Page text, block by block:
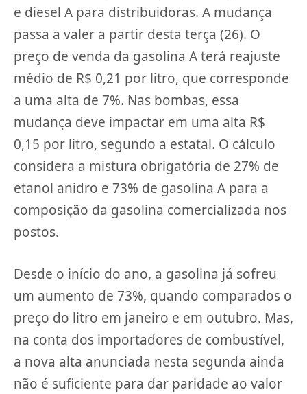
e diesel A para distribuidoras. A mudança
passa a valer a partir desta terça (26). O
preço de venda da gasolina A terá reajuste
médio de R$ 0,21 por litro, que corresponde
a uma alta de 7%. Nas bombas, essa
mudança deve impactar em uma alta R$
0,15 por litro, segundo a estatal. O cálculo
considera a mistura obrigatória de 27% de
etanol anidro e 73% de gasolina A para a
composição da gasolina comercializada nos
postos.
Desde o início do ano, a gasolina já sofreu
um aumento de 73%, quando comparados o
preço do litro em janeiro e em outubro. Mas,
na conta dos importadores de combustível,
a nova alta anunciada nesta segunda ainda
não é suficiente para dar paridade ao valor